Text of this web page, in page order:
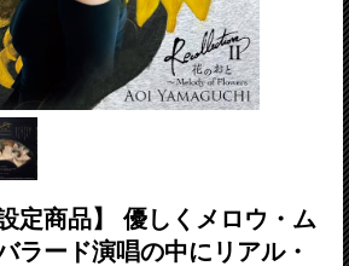
定商品】 優しくメロウ・ム
ラード演唱の中にリアル・